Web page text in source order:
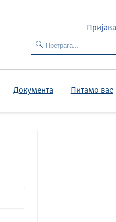
Пријава
Документа Питамо вас